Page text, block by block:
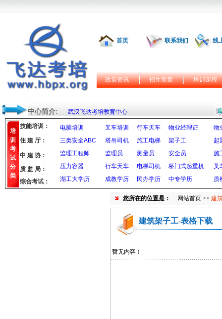
首页 联系我们 线
政策资讯 招生简章 培训课程
中心简介: 武汉飞达考培教育中心
培
训
考
试
分
类
技能培训： 电脑培训 叉车培训 行车天车 物业经理证
物
三类安全ABC
塔吊司机 施工电梯 架子工
起
监理工程师
监理员 测量员 安全员
施
压力容器
行车天车 电梯司机 桥门式起重机
叉
湖工大学历
成教学历 民办学历 中专学历 质
住 建 厅：
中 建 协：
质 监 局：
综合考试：
您所在的位置是： 网站首页 >> 建
建筑架子工-表格下载
暂无内容！